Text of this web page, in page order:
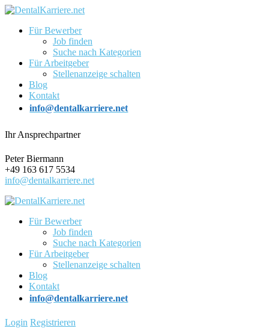
Für Bewerber
Job finden
Suche nach Kategorien
Für Arbeitgeber
Stellenanzeige schalten
Blog
Kontakt
info@dentalkarriere.net
Ihr Ansprechpartner
Peter Biermann
+49 163 617 5534
info@dentalkarriere.net
Für Bewerber
Job finden
Suche nach Kategorien
Für Arbeitgeber
Stellenanzeige schalten
Blog
Kontakt
info@dentalkarriere.net
Login Registrieren